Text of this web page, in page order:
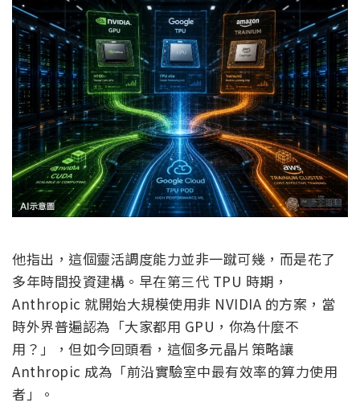
他指出，這個靈活調度能力並非一蹴可幾，而是花了
多年時間投資建構。早在第三代 TPU 時期，
Anthropic 就開始大規模使用非 NVIDIA 的方案，當
時外界普遍認為「大家都用 GPU，你為什麼不
用？」，但如今回頭看，這個多元晶片策略讓
Anthropic 成為「前沿實驗室中最有效率的算力使用
者」。